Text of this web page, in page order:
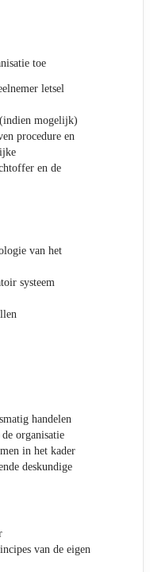
toe
letsel
mogelijk)
procedure en
en de
van het
systeem
handelen
organisatie
in het kader
deskundige
van de eigen